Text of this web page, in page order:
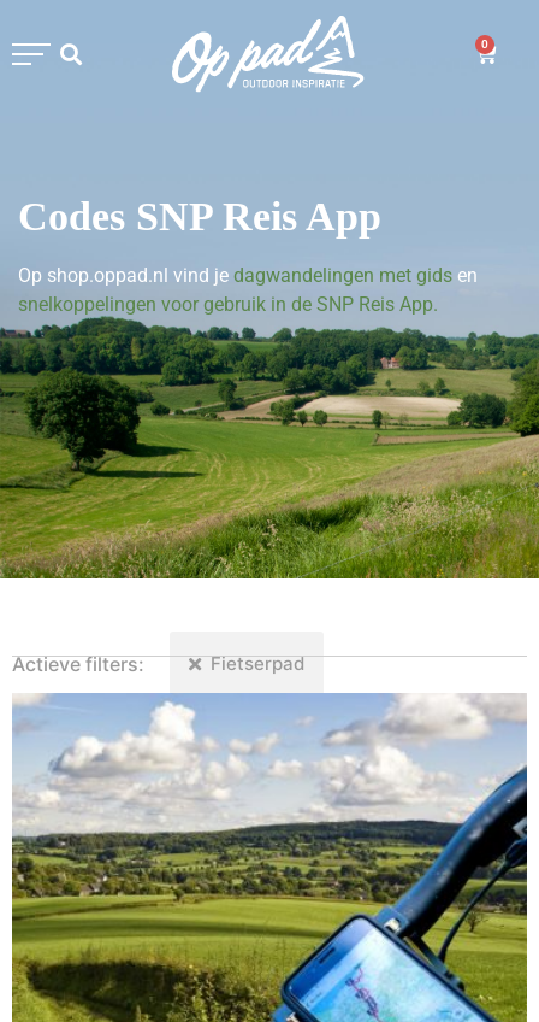
0
Codes SNP Reis App
Op shop.oppad.nl vind je dagwandelingen met gids en
snelkoppelingen voor gebruik in de SNP Reis App.
Actieve filters Fietserpad